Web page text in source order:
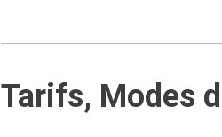
Tarifs, Modes